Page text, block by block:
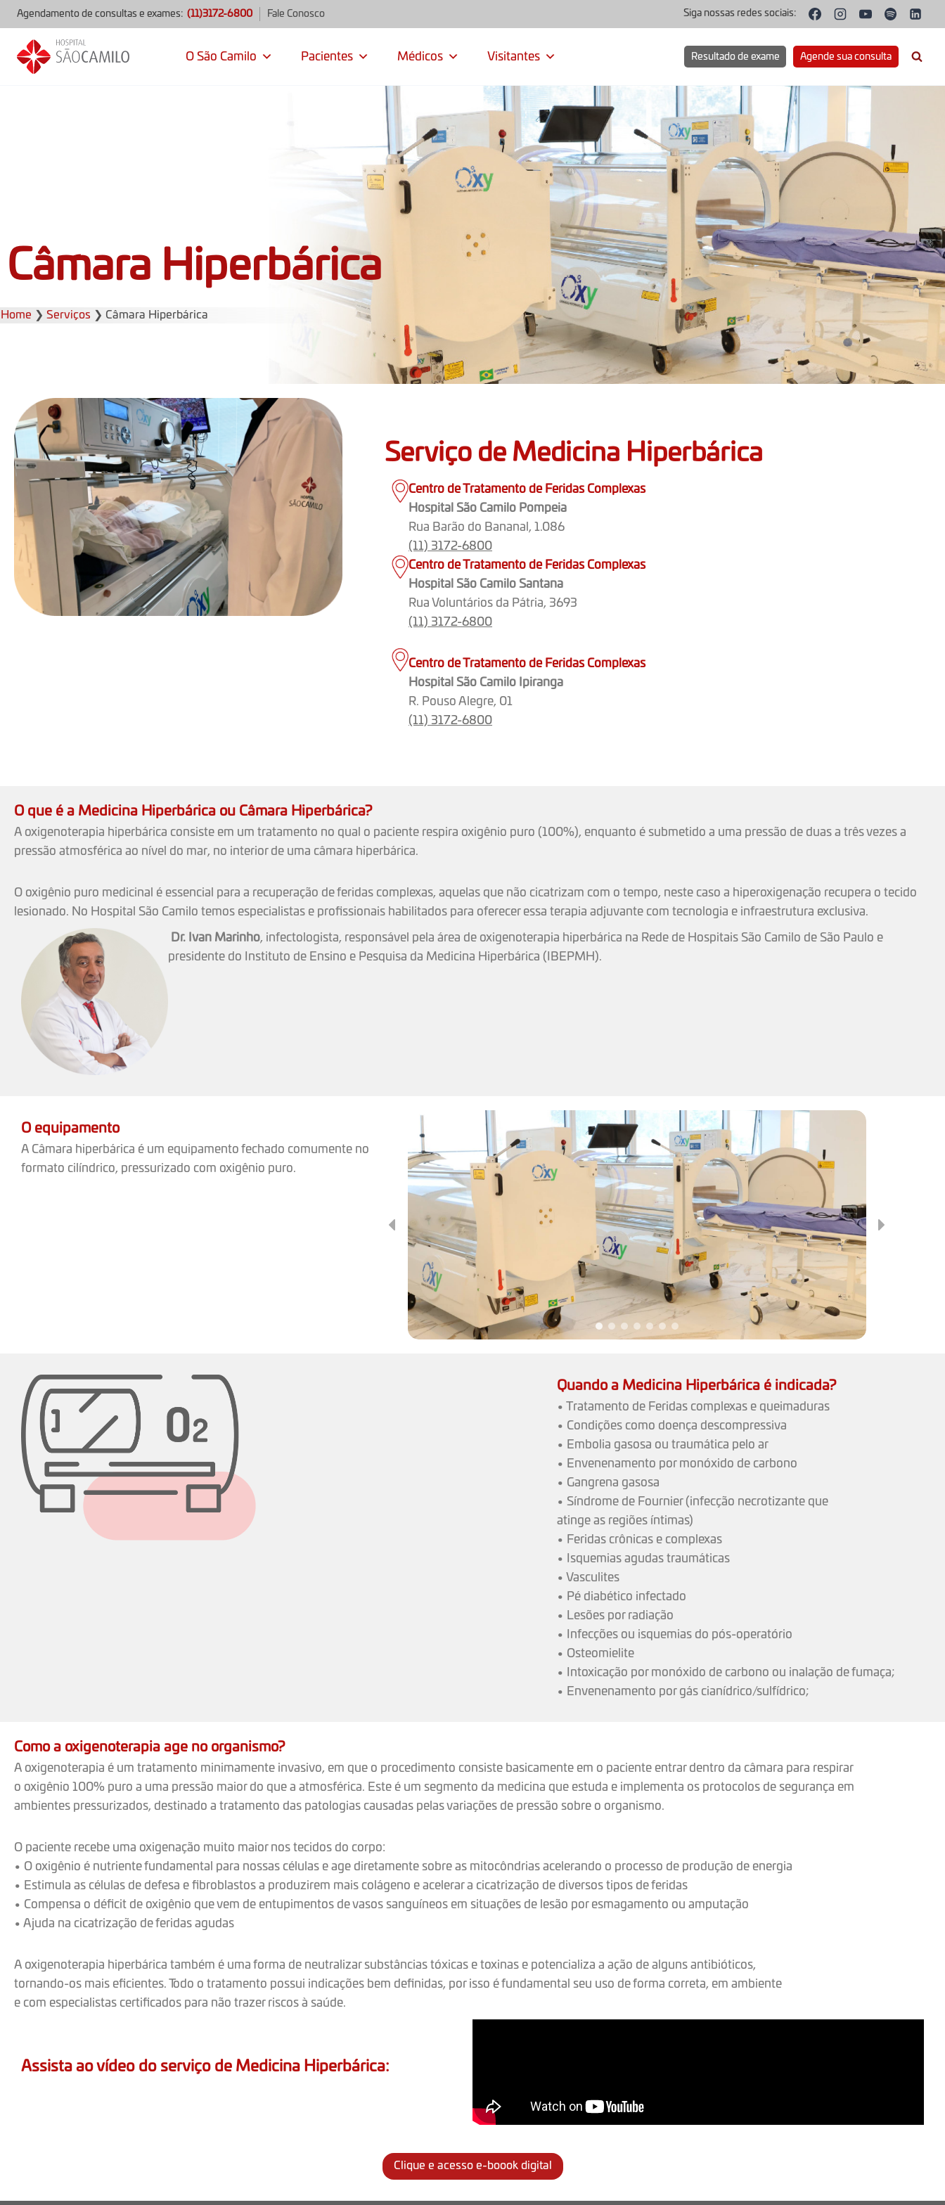
Agendamento de consultas e exames: (11)3172-6800 Fale Conosco Siga nossas redes sociais:
O São Camilo Pacientes Médicos Visitantes Resultado de exame Agende sua consulta
Câmara Hiperbárica
Home ❯ Serviços ❯ Câmara Hiperbárica
Serviço de Medicina Hiperbárica
Centro de Tratamento de Feridas Complexas
Hospital São Camilo Pompeia
Rua Barão do Bananal, 1.086
(11) 3172-6800
Centro de Tratamento de Feridas Complexas
Hospital São Camilo Santana
Rua Voluntários da Pátria, 3693
(11) 3172-6800
Centro de Tratamento de Feridas Complexas
Hospital São Camilo Ipiranga
R. Pouso Alegre, 01
(11) 3172-6800
O que é a Medicina Hiperbárica ou Câmara Hiperbárica?
A oxigenoterapia hiperbárica consiste em um tratamento no qual o paciente respira oxigênio puro (100%), enquanto é submetido a uma pressão de duas a três vezes a
pressão atmosférica ao nível do mar, no interior de uma câmara hiperbárica.
O oxigênio puro medicinal é essencial para a recuperação de feridas complexas, aquelas que não cicatrizam com o tempo, neste caso a hiperoxigenação recupera o tecido
lesionado. No Hospital São Camilo temos especialistas e profissionais habilitados para oferecer essa terapia adjuvante com tecnologia e infraestrutura exclusiva.
Dr. Ivan Marinho, infectologista, responsável pela área de oxigenoterapia hiperbárica na Rede de Hospitais São Camilo de São Paulo e
presidente do Instituto de Ensino e Pesquisa da Medicina Hiperbárica (IBEPMH).
O equipamento
A Câmara hiperbárica é um equipamento fechado comumente no
formato cilíndrico, pressurizado com oxigênio puro.
Quando a Medicina Hiperbárica é indicada?
• Tratamento de Feridas complexas e queimaduras
• Condições como doença descompressiva
• Embolia gasosa ou traumática pelo ar
• Envenenamento por monóxido de carbono
• Gangrena gasosa
• Síndrome de Fournier (infecção necrotizante que
atinge as regiões íntimas)
• Feridas crônicas e complexas
• Isquemias agudas traumáticas
• Vasculites
• Pé diabético infectado
• Lesões por radiação
• Infecções ou isquemias do pós-operatório
• Osteomielite
• Intoxicação por monóxido de carbono ou inalação de fumaça;
• Envenenamento por gás cianídrico/sulfídrico;
Como a oxigenoterapia age no organismo?
A oxigenoterapia é um tratamento minimamente invasivo, em que o procedimento consiste basicamente em o paciente entrar dentro da câmara para respirar
o oxigênio 100% puro a uma pressão maior do que a atmosférica. Este é um segmento da medicina que estuda e implementa os protocolos de segurança em
ambientes pressurizados, destinado a tratamento das patologias causadas pelas variações de pressão sobre o organismo.
O paciente recebe uma oxigenação muito maior nos tecidos do corpo:
• O oxigênio é nutriente fundamental para nossas células e age diretamente sobre as mitocôndrias acelerando o processo de produção de energia
• Estimula as células de defesa e fibroblastos a produzirem mais colágeno e acelerar a cicatrização de diversos tipos de feridas
• Compensa o déficit de oxigênio que vem de entupimentos de vasos sanguíneos em situações de lesão por esmagamento ou amputação
• Ajuda na cicatrização de feridas agudas
A oxigenoterapia hiperbárica também é uma forma de neutralizar substâncias tóxicas e toxinas e potencializa a ação de alguns antibióticos,
tornando-os mais eficientes. Todo o tratamento possui indicações bem definidas, por isso é fundamental seu uso de forma correta, em ambiente
e com especialistas certificados para não trazer riscos à saúde.
Assista ao vídeo do serviço de Medicina Hiperbárica:
Clique e acesso e-boook digital